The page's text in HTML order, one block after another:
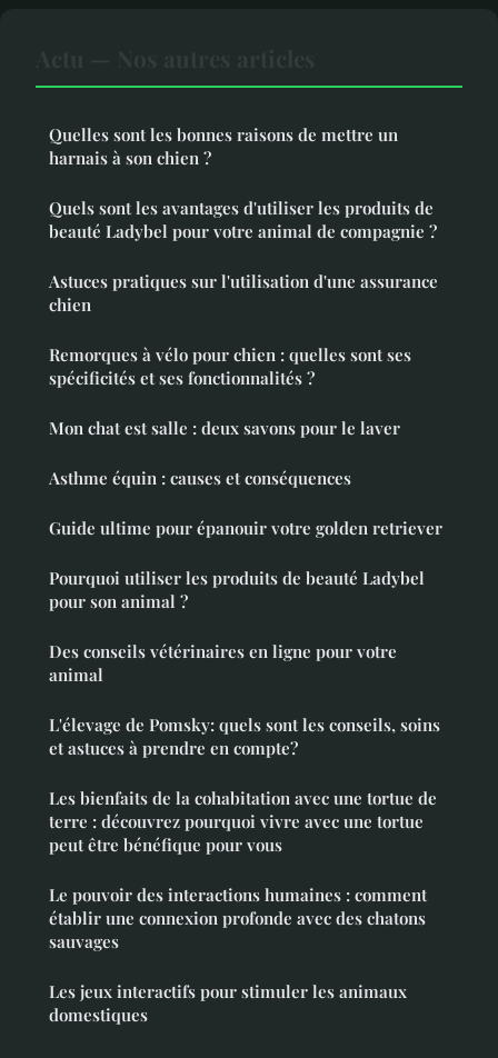
Quelles sont les bonnes raisons de mettre un
harnais à son chien ?
Quels sont les avantages d'utiliser les produits de
beauté Ladybel pour votre animal de compagnie ?
Astuces pratiques sur l'utilisation d'une assurance
chien
Remorques à vélo pour chien : quelles sont ses
spécificités et ses fonctionnalités ?
Mon chat est salle : deux savons pour le laver
Asthme équin : causes et conséquences
Guide ultime pour épanouir votre golden retriever
Pourquoi utiliser les produits de beauté Ladybel
pour son animal ?
Des conseils vétérinaires en ligne pour votre
animal
L'élevage de Pomsky: quels sont les conseils, soins
et astuces à prendre en compte?
Les bienfaits de la cohabitation avec une tortue de
terre : découvrez pourquoi vivre avec une tortue
peut être bénéfique pour vous
Le pouvoir des interactions humaines : comment
établir une connexion profonde avec des chatons
sauvages
Les jeux interactifs pour stimuler les animaux
domestiques